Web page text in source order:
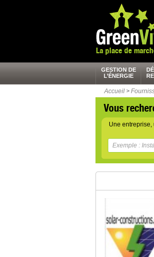
La place de
GESTION DE
L’ÉNERGIE
Accueil >
Vous
Une entreprise,